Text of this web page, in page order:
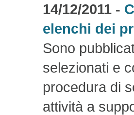
14/12/2011 -
elenchi dei
Sono
selezionati e
procedura di
attività a